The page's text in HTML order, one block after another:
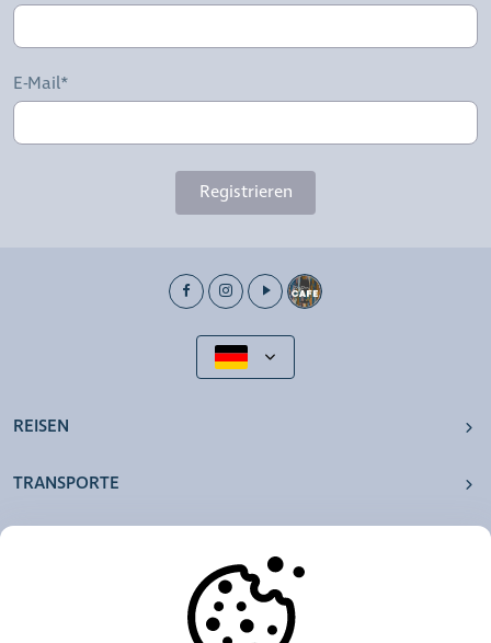
E-Mail*
Registrieren
REISEN
TRANSPORTE